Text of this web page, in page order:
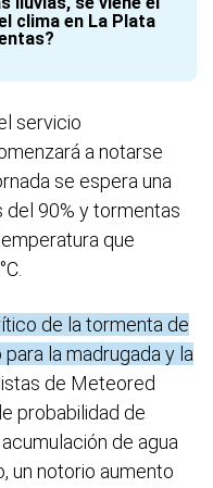
clima en La Plata
servicio
a notarse
se espera una
90% y tormentas
que
de la tormenta de
la madrugada y la
de Meteored
probabilidad de
de agua
un notorio aumento